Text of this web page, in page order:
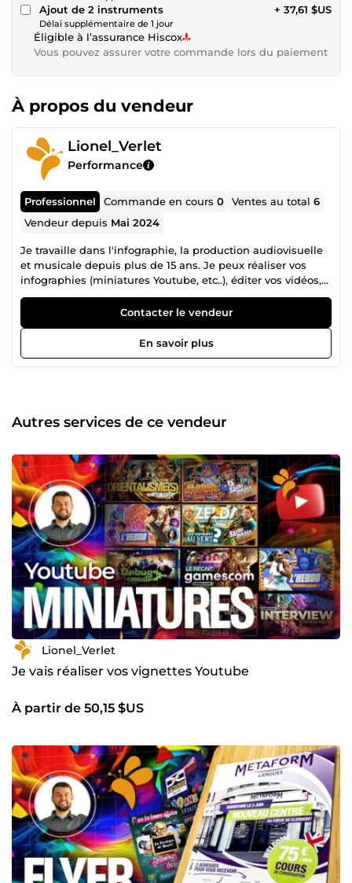
Ajout de 2 instruments
Délai supplémentaire de 1 jour
+ 37,61 $US
Éligible à l’assurance Hiscox
Vous pouvez assurer votre commande lors du paiement
À propos du vendeur
Lionel_Verlet
Performance
Professionnel Commande en cours0 Ventes au total6
Vendeur depuis Mai 2024
Je travaille dans l'infographie, la production audiovisuelle
et musicale depuis plus de 15 ans. Je peux réaliser vos
infographies (miniatures Youtube, etc..), éditer vos vidéos,
mais aussi composer des musiques personnalisées dans
de nombreux genres : jingle pour votre podcast ou chaîne
Youtube, musique de jeux vidéo, musique
cinématographique, et bien plus encore ! Je suis intéressé
par tout type de projets, il suffit de me le demander avant
Contacter le vendeur
En savoir plus
Autres services de ce vendeur
Lionel_Verlet
Je vais réaliser vos vignettes Youtube
À partir de 50,15 $US